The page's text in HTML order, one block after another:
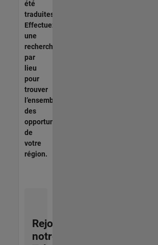
été
traduites.
Effectuez
une
recherche
par
lieu
pour
trouver
l’ensemble
des
opportunités
de
votre
région.
Rejoignez
notre